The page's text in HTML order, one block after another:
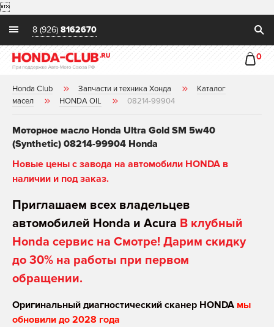

8 (926) 8162670
0
Honda Club Запчасти и техника Хонда
Каталог
масел
HONDA OIL 08214-99904
Моторное масло Honda Ultra Gold SM 5w40
(Synthetic) 08214-99904 Honda
Новые цены с завода на автомобили HONDA в
наличии и под заказ.
Приглашаем всех владельцев
автомобилей Honda и Acura В клубный
Honda сервис на Смотре! Дарим скидку
до 30% на работы при первом
обращении.
Оригинальный диагностический сканер HONDA мы
обновили до 2028 года